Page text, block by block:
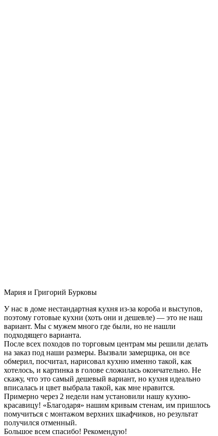
Мария и Григорий Бурковы
У нас в доме нестандартная кухня из-за короба и выступов,
поэтому готовые кухни (хоть они и дешевле) — это не наш
вариант. Мы с мужем много где были, но не нашли
подходящего варианта.
После всех походов по торговым центрам мы решили делать
на заказ под наши размеры. Вызвали замерщика, он все
обмерил, посчитал, нарисовал кухню именно такой, как
хотелось, и картинка в голове сложилась окончательно. Не
скажу, что это самый дешевый вариант, но кухня идеально
вписалась и цвет выбрала такой, как мне нравится.
Примерно через 2 недели нам установили нашу кухню-
красавицу! «Благодаря» нашим кривым стенам, им пришлось
помучиться с монтажом верхних шкафчиков, но результат
получился отменный.
Большое всем спасибо! Рекомендую!